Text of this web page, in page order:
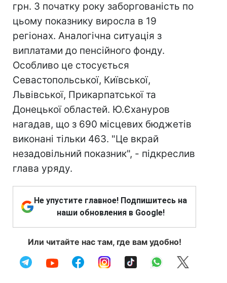
грн. З початку року заборгованість по
цьому показнику виросла в 19
регіонах. Аналогічна ситуація з
виплатами до пенсійного фонду.
Особливо це стосується
Севастопольської, Київської,
Львівської, Прикарпатської та
Донецької областей. Ю.Єхануров
нагадав, що з 690 місцевих бюджетів
виконані тільки 463. "Це вкрай
незадовільний показник", - підкреслив
глава уряду.
Не упустите главное! Подпишитесь на
наши обновления в Google!
Или читайте нас там, где вам удобно!